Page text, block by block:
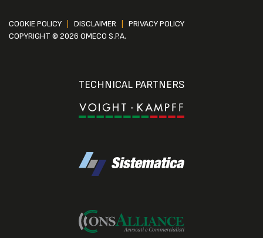
COOKIE POLICY DISCLAIMER
PRIVACY POLICY
COPYRIGHT © 2026 OMECO S.P.A.
TECHNICAL PARTNERS